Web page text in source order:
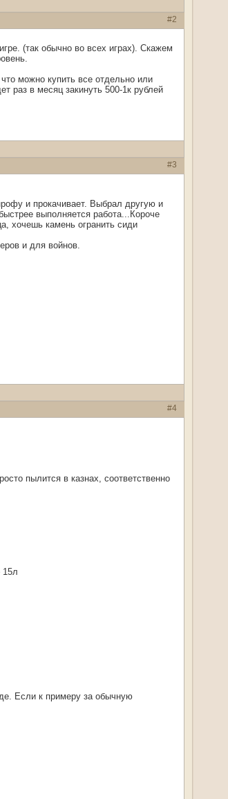
#2
(так обычно во всех играх). Скажем
можно купить все отдельно или
раз в месяц закинуть 500-1к рублей
#3
и прокачивает. Выбрал другую и
выполняется работа...Короче
хочешь камень огранить сиди
и для войнов.
#4
пылится в казнах, соответственно
15л
Если к примеру за обычную